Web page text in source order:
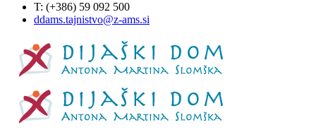
T: (+386) 59 092 500
ddams.tajnistvo@z-ams.si